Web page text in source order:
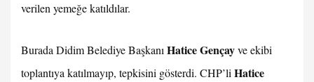
verilen yemeğe katıldılar.
Burada Didim Belediye BaşkanıHatice Gençayve ekibi
toplantıya katılmayıp, tepkisini gösterdi. CHP’liHatice